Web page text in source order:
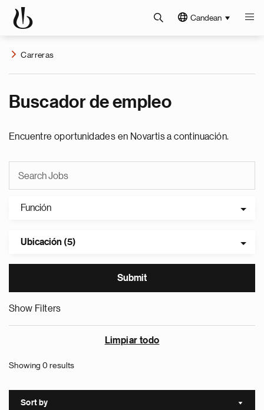
Candean
Carreras
Buscador de empleo
Encuentre oportunidades en Novartis a continuación.
Función
Ubicación (5)
Show Filters
Limpiar todo
Showing 0 results
Sort by Sort